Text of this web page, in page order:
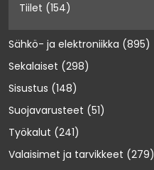
Tiilet (154)
Sähkö- ja elektroniikka (895)
Sekalaiset (298)
Sisustus (148)
Suojavarusteet (51)
Työkalut (241)
Valaisimet ja tarvikkeet (279)